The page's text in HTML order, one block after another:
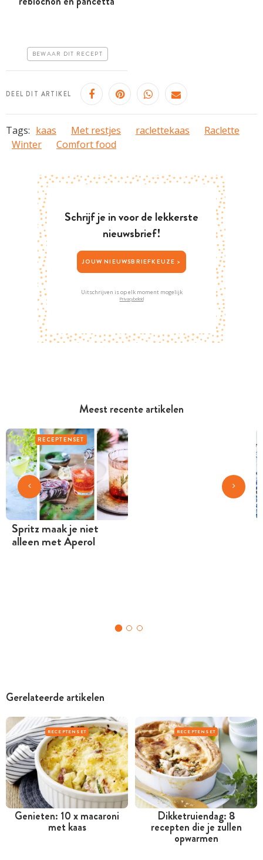
Meest recente artikelen
RECEPTENSET
Spritz maak je niet
alleen met Aperol
Tussen 30 minuten en 1
BEWAAR DIT RECEPT
DEEL DIT ARTIKEL
Tags: kaas Met restjes raclettekaas
Raclette
Winter
Comfort food
Schrijf je in voor de lekkerste
nieuwsbrief!
JOUW NIEUWSBRIEFKEUZE >
Uitschrijven is op elk moment mogelijk
Privacybeleid
Gerelateerde artikelen
RECEPTENSET
Genieten: 10 x macaroni
met kaas
RECEPTENSET
Dikketruiendag: 8
recepten die je zullen
opwarmen